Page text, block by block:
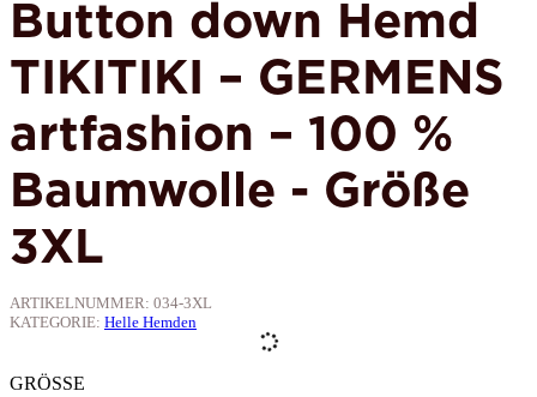
Button down Hemd
TIKITIKI – GERMENS
artfashion – 100 %
Baumwolle - Größe
3XL
ARTIKELNUMMER: 034-3XL
KATEGORIE: Helle Hemden
GRÖSSE